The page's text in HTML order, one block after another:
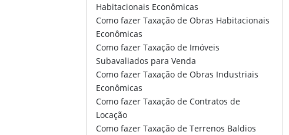
Habitacionais Econômicas
Como fazer Taxação de Obras Habitacionais
Econômicas
Como fazer Taxação de Imóveis
Subavaliados para Venda
Como fazer Taxação de Obras Industriais
Econômicas
Como fazer Taxação de Contratos de
Locação
Como fazer Taxação de Terrenos Baldios